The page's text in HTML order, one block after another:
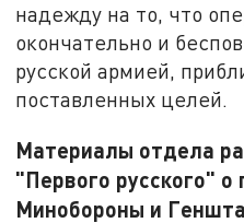
надежду на то, что
окончательно и
русской армией,
поставленных целей.
Материалы отдела
"Первого русского" о
Минобороны и